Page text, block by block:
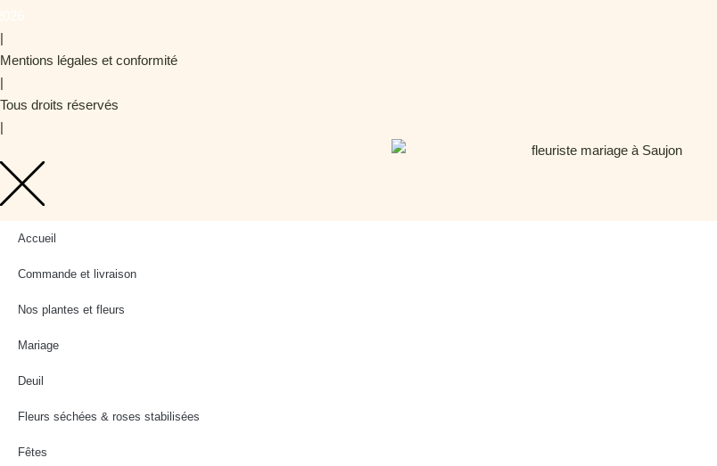
|
Mentions légales et conformité
|
Tous droits réservés
|
Accueil
Commande et livraison
Nos plantes et fleurs
Mariage
Deuil
Fleurs séchées & roses stabilisées
Fêtes